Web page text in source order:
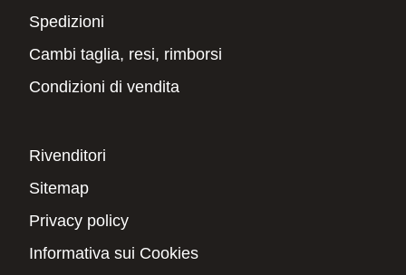
Spedizioni
Cambi taglia, resi, rimborsi
Condizioni di vendita
Rivenditori
Sitemap
Privacy policy
Informativa sui Cookies